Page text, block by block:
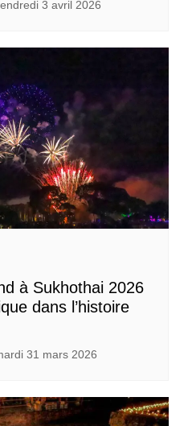
3 avril 2026
à Sukhothai 2026
dans l’histoire
31 mars 2026